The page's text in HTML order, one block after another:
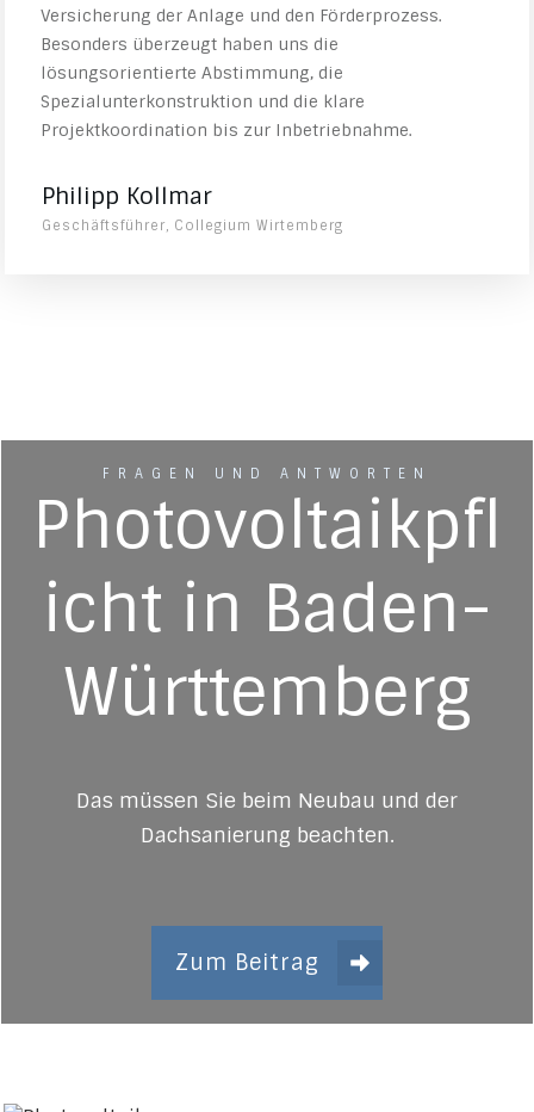
Versicherung der Anlage und den Förderprozess.
Besonders überzeugt haben uns die
lösungsorientierte Abstimmung, die
Spezialunterkonstruktion und die klare
Projektkoordination bis zur Inbetriebnahme.
Philipp Kollmar
Geschäftsführer, Collegium Wirtemberg
FRAGEN UND ANTWORTEN
Photovoltaikpfl
icht in Baden-
Württemberg
Das müssen Sie beim Neubau und der
Dachsanierung beachten.
Zum Beitrag